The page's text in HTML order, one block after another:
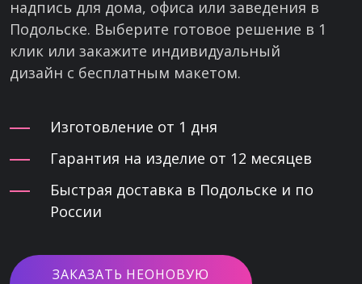
надпись для дома, офиса или заведения в
Подольске. Выберите готовое решение в 1
клик или закажите индивидуальный
дизайн с бесплатным макетом.
Изготовление от 1 дня
Гарантия на изделие от 12 месяцев
Быстрая доставка в Подольске и по
России
ЗАКАЗАТЬ НЕОНОВУЮ